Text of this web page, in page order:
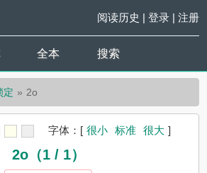
阅读历史 | 登录| 注册
全本 搜索
定 2o
字体： [ 很小 标准 很大 ]
2o（1 / 1）